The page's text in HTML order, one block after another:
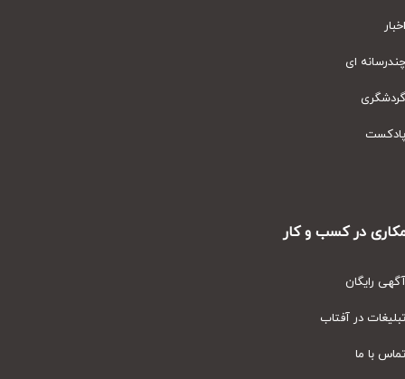
ای
در کسب و کار
رایگان
در آفتاب
با ما